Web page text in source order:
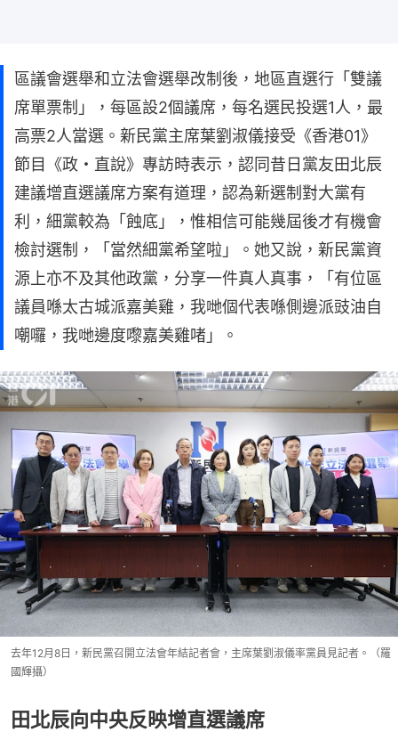
區議會選舉和立法會選舉改制後，地區直選行「雙議
席單票制」，每區設2個議席，每名選民投選1人，最
高票2人當選。新民黨主席葉劉淑儀接受《香港01》
節目《政・直說》專訪時表示，認同昔日黨友田北辰
建議增直選議席方案有道理，認為新選制對大黨有
利，細黨較為「蝕底」，惟相信可能幾屆後才有機會
檢討選制，「當然細黨希望啦」。她又說，新民黨資
源上亦不及其他政黨，分享一件真人真事，「有位區
議員喺太古城派嘉美雞，我哋個代表喺側邊派豉油自
嘲囉，我哋邊度嚟嘉美雞啫」。
去年12月8日，新民黨召開立法會年結記者會，主席葉劉淑儀率黨員見記者。（羅
國輝攝）
田北辰向中央反映增直選議席